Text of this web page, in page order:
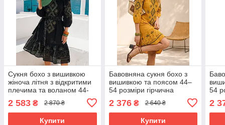
Сукня бохо з вишивкою
жіноча літня з відкритими
плечима та воланом 44-
2 583 ₴ 2 870 ₴
Купити
Бавовняна сукня бохо з
вишивкою та поясом 44–
54 розміри гірчична
2 376₴ 2 640 ₴
Купити
54
2